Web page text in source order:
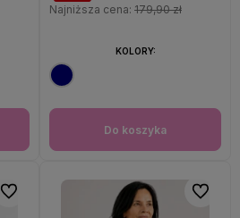
Najniższa cena: 179,90 zł
Do koszyka
KOLORY:
Do ulubionych Do